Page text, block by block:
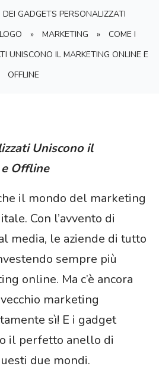
DEI GADGETS PERSONALIZZATI
» MARKETING »
COME I
UNISCONO IL MARKETING ONLINE E
OFFLINE
Uniscono il
Offline
il mondo del marketing
Con l’avvento di
media, le aziende di tutto
sempre più
online. Ma c’è ancora
marketing
sì! E i gadget
il perfetto anello di
due mondi.